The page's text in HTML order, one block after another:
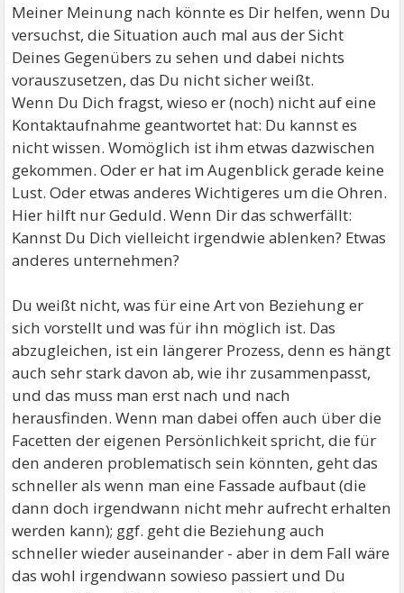
Meiner Meinung nach könnte es Dir helfen, wenn Du
versuchst, die Situation auch mal aus der Sicht
Deines Gegenübers zu sehen und dabei nichts
vorauszusetzen, das Du nicht sicher weißt.
Wenn Du Dich fragst, wieso er (noch) nicht auf eine
Kontaktaufnahme geantwortet hat: Du kannst es
nicht wissen. Womöglich ist ihm etwas dazwischen
gekommen. Oder er hat im Augenblick gerade keine
Lust. Oder etwas anderes Wichtigeres um die Ohren.
Hier hilft nur Geduld. Wenn Dir das schwerfällt:
Kannst Du Dich vielleicht irgendwie ablenken? Etwas
anderes unternehmen?
Du weißt nicht, was für eine Art von Beziehung er
sich vorstellt und was für ihn möglich ist. Das
abzugleichen, ist ein längerer Prozess, denn es hängt
auch sehr stark davon ab, wie ihr zusammenpasst,
und das muss man erst nach und nach
herausfinden. Wenn man dabei offen auch über die
Facetten der eigenen Persönlichkeit spricht, die für
den anderen problematisch sein könnten, geht das
schneller als wenn man eine Fassade aufbaut (die
dann doch irgendwann nicht mehr aufrecht erhalten
werden kann); ggf. geht die Beziehung auch
schneller wieder auseinander - aber in dem Fall wäre
das wohl irgendwann sowieso passiert und Du